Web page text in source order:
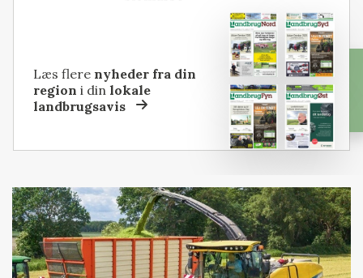
Læs flere nyheder fra din
region i dinlokale
landbrugsavis